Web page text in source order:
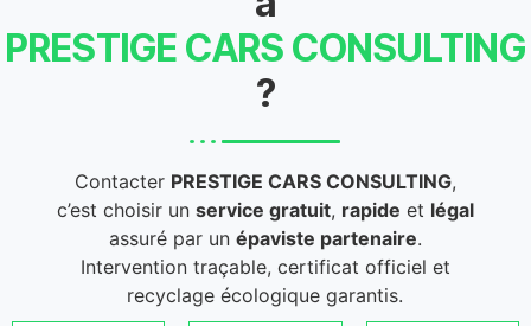
PRESTIGE CARS CONSULTING
?
Contacter PRESTIGE CARS CONSULTING,
c’est choisir un service gratuit, rapide et légal
assuré par un épaviste partenaire.
Intervention traçable, certificat officiel et
recyclage écologique garantis.